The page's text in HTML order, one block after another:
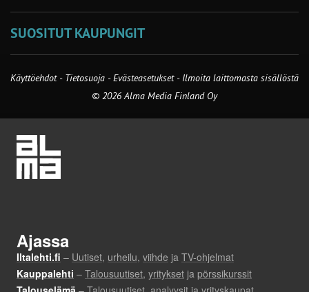
SUOSITUT KAUPUNGIT
Käyttöehdot - Tietosuoja -Evästeasetukset- Ilmoita laittomasta sisällöstä
© 2026 Alma Media Finland Oy